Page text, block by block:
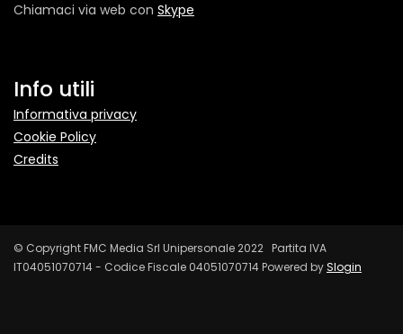
Chiamaci via web con Skype
Info utili
Informativa privacy
Cookie Policy
Credits
© Copyright FMC Media Srl Unipersonale 2022 Partita IVA
IT04051070714 - Codice Fiscale 04051070714 Powered bySlogin